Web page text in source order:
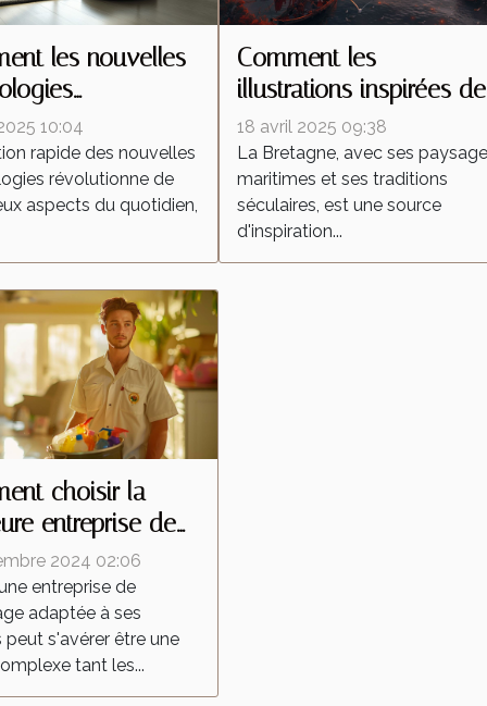
les nouvelles
elles les
autonomes ?
10:04
rapide des nouvelles
révolutionne de
aspects du quotidien,
Comment les
illustrations inspirées de
la Bretagne célèbrent la
culture régionale
18 avril 2025 09:38
La Bretagne, avec ses
maritimes et ses traditions
séculaires, est une source
d'inspiration...
choisir la
entreprise de
pour vos
2024 02:06
entreprise de
adaptée à ses
peut s'avérer être une
tant les...